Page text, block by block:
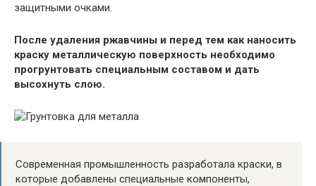
защитными очками.
После удаления ржавчины и перед тем как наносить
краску металлическую поверхность необходимо
прогрунтовать специальным составом и дать
высохнуть слою.
Современная промышленность разработала краски, в
которые добавлены специальные компоненты,